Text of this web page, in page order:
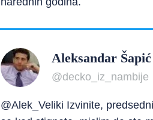
Aleksandar Šapić
@decko_iz_nambije
@Alek_Veliki Izvinite,